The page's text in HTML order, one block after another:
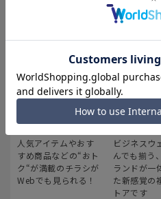
最新のお買い得情報
人気アイテムやおす
すめ商品などの“おト
ク“が満載のチラシが
Webでも見られる！
スーツス
ビジネスウ
んでも揃う
ランドが一
た新感覚の
トアです